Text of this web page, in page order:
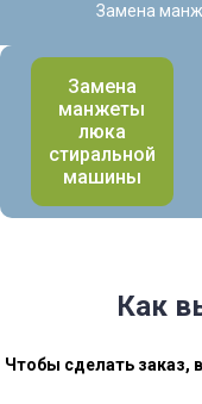
Замена
Замена
манжеты
люка
стиральной
машины
Как
Чтобы сделать заказ,